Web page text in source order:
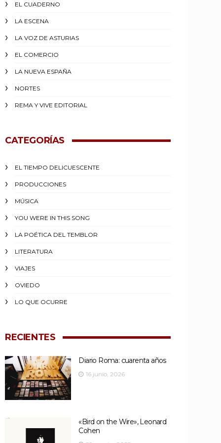
EL CUADERNO
LA ESCENA
LA VOZ DE ASTURIAS
EL COMERCIO
LA NUEVA ESPAÑA
NORTES
REMA Y VIVE EDITORIAL
CATEGORÍAS
EL TIEMPO DELICUESCENTE
PRODUCCIONES
MÚSICA
YOU WERE IN THIS SONG
LA POÉTICA DEL TEMBLOR
LITERATURA
VIAJES
OVIEDO
LO QUE OCURRE
RECIENTES
Diario Roma: cuarenta años
16 junio, 2026
«Bird on the Wire», Leonard
Cohen